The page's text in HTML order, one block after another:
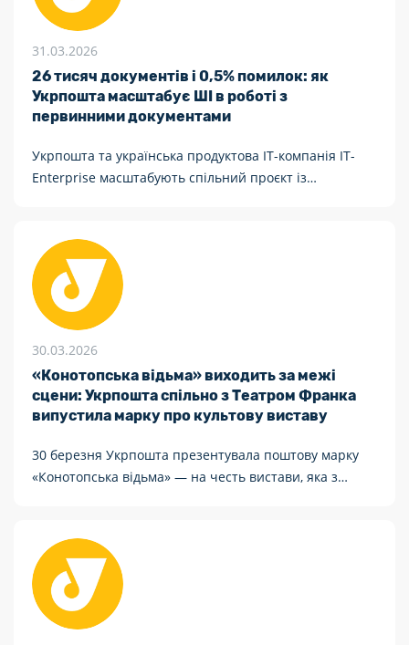
31.03.2026
26 тисяч документів і 0,5% помилок: як
Укрпошта масштабує ШІ в роботі з
первинними документами
Укрпошта та українська продуктова IT-компанія IT-
Enterprise масштабують спільний проєкт із
30.03.2026
«Конотопська відьма» виходить за межі
сцени: Укрпошта спільно з Театром Франка
випустила марку про культову виставу
30 березня Укрпошта презентувала поштову марку
«Конотопська відьма» — на честь вистави, яка з
України.